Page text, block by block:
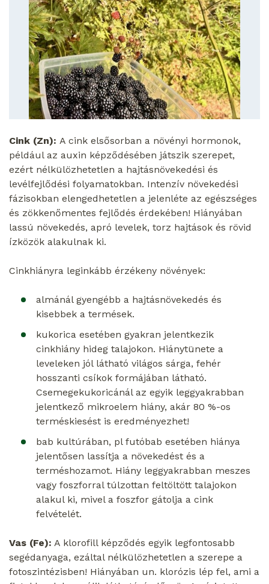
Cink (Zn): A cink elsősorban a növényi hormonok,
például az auxin képződésében játszik szerepet,
ezért nélkülözhetetlen a hajtásnövekedési és
levélfejlődési folyamatokban. Intenzív növekedési
fázisokban elengedhetetlen a jelenléte az egészséges
és zökkenőmentes fejlődés érdekében! Hiányában
lassú növekedés, apró levelek, torz hajtások és rövid
ízközök alakulnak ki.
Cinkhiányra leginkább érzékeny növények:
almánál gyengébb a hajtásnövekedés és
kisebbek a termések.
kukorica esetében gyakran jelentkezik
cinkhiány hideg talajokon. Hiánytünete a
leveleken jól látható világos sárga, fehér
hosszanti csíkok formájában látható.
Csemegekukoricánál az egyik leggyakrabban
jelentkező mikroelem hiány, akár 80 %-os
terméskiesést is eredményezhet!
bab kultúrában, pl futóbab esetében hiánya
jelentősen lassítja a növekedést és a
terméshozamot. Hiány leggyakrabban meszes
vagy foszforral túlzottan feltöltött talajokon
alakul ki, mivel a foszfor gátolja a cink
felvételét.
Vas (Fe): A klorofill képződés egyik legfontosabb
segédanyaga, ezáltal nélkülözhetetlen a szerepe a
fotoszintézisben! Hiányában un. klorózis lép fel, ami a